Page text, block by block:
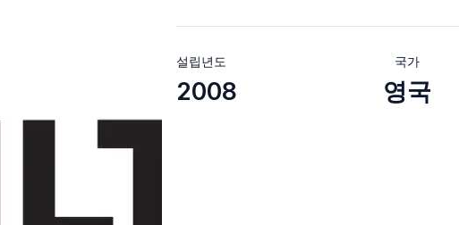
설립년도
2008
국가
영국